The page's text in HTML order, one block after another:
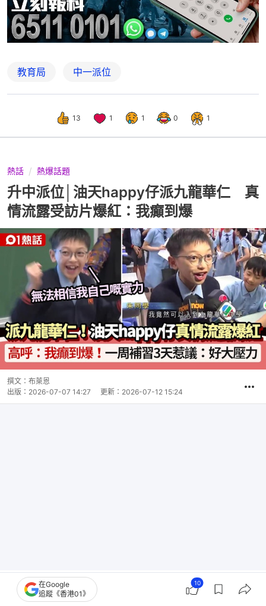
教育局 中一派位
13 1 1 0 1
熱話 熱爆話題
升中派位│油天happy仔派九龍華仁 真
情流露受訪片爆紅：我癲到爆
撰文： 布萊恩
出版： 2026-07-07 14:27 更新： 2026-07-12 15:24
【升中派位／放榜】中一派位結果今日（7月7日）公
在Google
追蹤《香港01》
10